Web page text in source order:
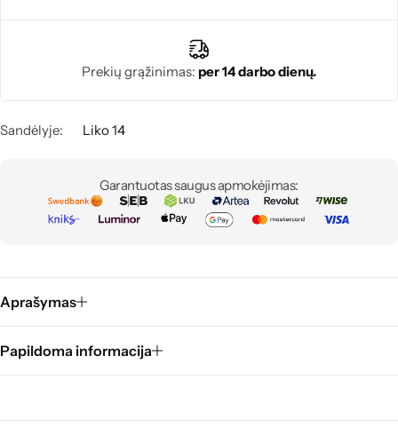
Prekių grąžinimas: per 14 darbo dienų.
Sandėlyje: Liko 14
Garantuotas saugus apmokėjimas:
Aprašymas
Papildoma informacija